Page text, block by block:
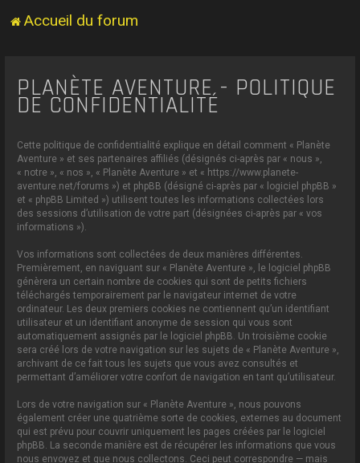
Accueil du forum
PLANÈTE AVENTURE - POLITIQUE
DE CONFIDENTIALITÉ
Cette politique de confidentialité explique en détail comment « Planète
Aventure » et ses partenaires affiliés (désignés ci-après par « nous »,
« notre », « nos », « Planète Aventure » et « https://www.planete-
aventure.net/forums ») et phpBB (désigné ci-après par « logiciel phpBB »
et « phpBB Limited ») utilisent toutes les informations collectées lors
des sessions d’utilisation de votre part (désignées ci-après par « vos
informations »).
Vos informations sont collectées de deux manières différentes.
Premièrement, en naviguant sur « Planète Aventure », le logiciel phpBB
génèrera un certain nombre de cookies qui sont de petits fichiers
téléchargés temporairement par le navigateur internet de votre
ordinateur. Les deux premiers cookies ne contiennent qu’un identifiant
utilisateur et un identifiant anonyme de session qui vous sont
automatiquement assignés par le logiciel phpBB. Un troisième cookie
sera créé lors de votre navigation sur les sujets de « Planète Aventure »,
archivant de ce fait tous les sujets que vous avez consultés et
permettant d’améliorer votre confort de navigation en tant qu’utilisateur.
Lors de votre navigation sur « Planète Aventure », nous pouvons
également créer une quatrième sorte de cookies, externes au document
qui est prévu pour couvrir uniquement les pages créées par le logiciel
phpBB. La seconde manière est de récupérer les informations que vous
nous envoyez et que nous collectons. Ceci peut correspondre — mais